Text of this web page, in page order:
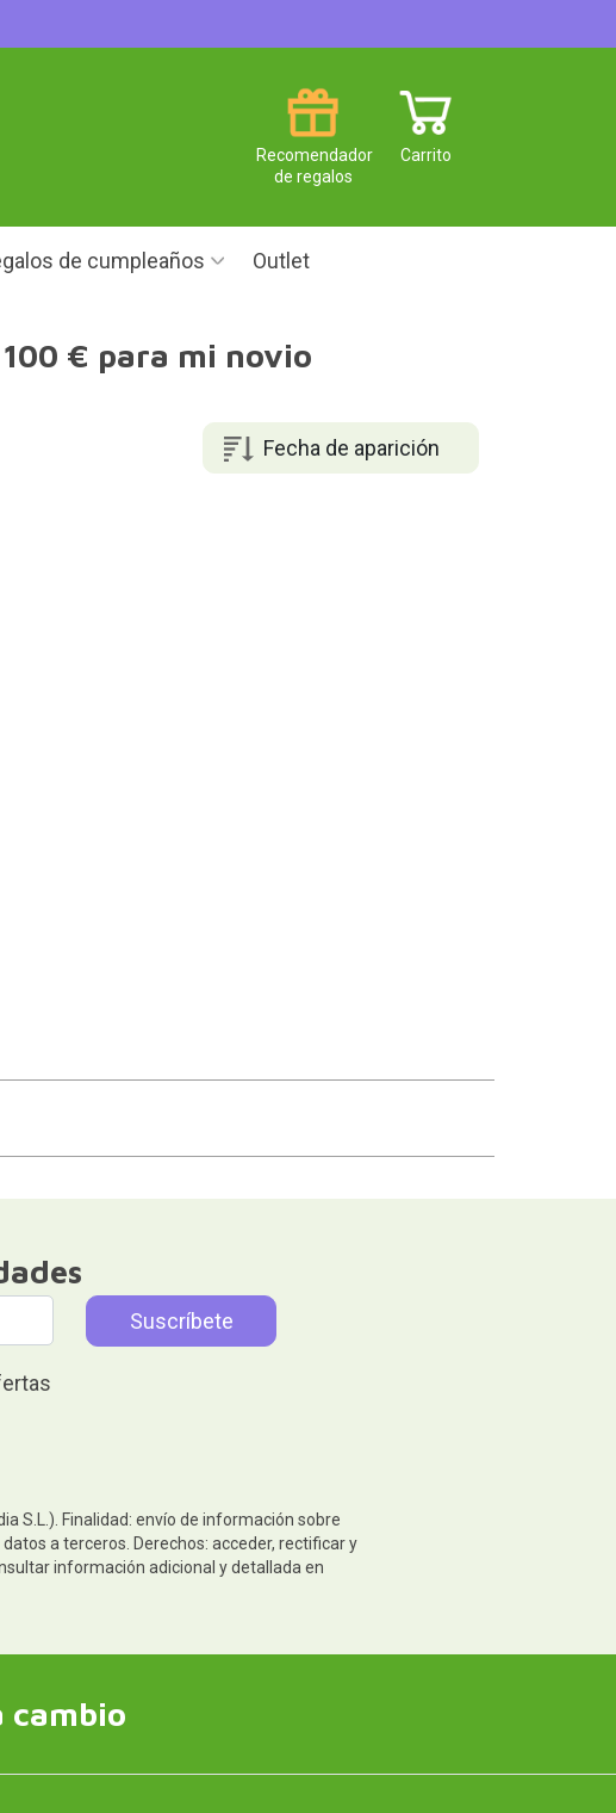
Carrito
Recomendador
de regalos
de cumpleaños Outlet
€ para mi novio
Fecha de aparición
S.L.). Finalidad: envío de información sobre
a terceros. Derechos: acceder, rectificar y
información adicional y detallada en
cambio